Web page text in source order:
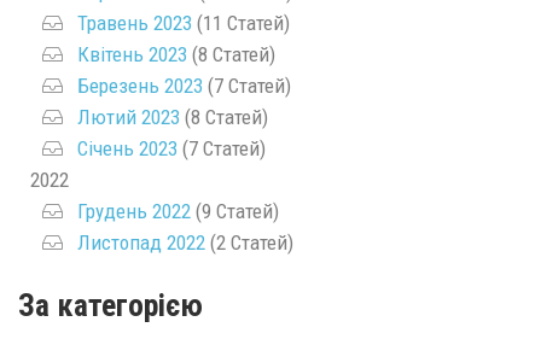
Травень 2023 (11 Статей)
Квітень 2023 (8 Статей)
Березень 2023 (7 Статей)
Лютий 2023 (8 Статей)
Січень 2023 (7 Статей)
2022
Грудень 2022 (9 Статей)
Листопад 2022 (2 Статей)
За категорією